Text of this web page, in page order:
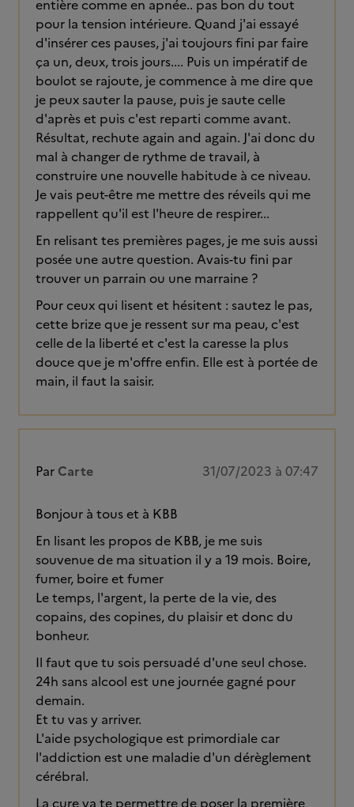
entière comme en apnée.. pas bon du tout
pour la tension intérieure. Quand j'ai essayé
d'insérer ces pauses, j'ai toujours fini par faire
ça un, deux, trois jours.... Puis un impératif de
boulot se rajoute, je commence à me dire que
je peux sauter la pause, puis je saute celle
d'après et puis c'est reparti comme avant.
Résultat, rechute again and again. J'ai donc du
mal à changer de rythme de travail, à
construire une nouvelle habitude à ce niveau.
Je vais peut-être me mettre des réveils qui me
rappellent qu'il est l'heure de respirer...
En relisant tes premières pages, je me suis aussi
posée une autre question. Avais-tu fini par
trouver un parrain ou une marraine ?
Pour ceux qui lisent et hésitent : sautez le pas,
cette brize que je ressent sur ma peau, c'est
celle de la liberté et c'est la caresse la plus
douce que je m'offre enfin. Elle est à portée de
main, il faut la saisir.
Par Carte 31/07/2023 à 07:47
Bonjour à tous et à KBB
En lisant les propos de KBB, je me suis
souvenue de ma situation il y a 19 mois. Boire,
fumer, boire et fumer
Le temps, l'argent, la perte de la vie, des
copains, des copines, du plaisir et donc du
bonheur.
Il faut que tu sois persuadé d'une seul chose.
24h sans alcool est une journée gagné pour
demain.
Et tu vas y arriver.
L'aide psychologique est primordiale car
l'addiction est une maladie d'un dérèglement
cérébral.
La cure va te permettre de poser la première